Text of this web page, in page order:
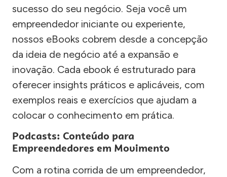
sucesso do seu negócio. Seja você um
empreendedor iniciante ou experiente,
nossos eBooks cobrem desde a concepção
da ideia de negócio até a expansão e
inovação. Cada ebook é estruturado para
oferecer insights práticos e aplicáveis, com
exemplos reais e exercícios que ajudam a
colocar o conhecimento em prática.
Podcasts: Conteúdo para
Empreendedores em Movimento
Com a rotina corrida de um empreendedor,